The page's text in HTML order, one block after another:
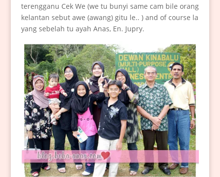
terengganu Cek We (we tu bunyi same cam bile orang
kelantan sebut awe (awang) gitu le.. ) and of course la
yang sebelah tu ayah Anas, En. Jupry.